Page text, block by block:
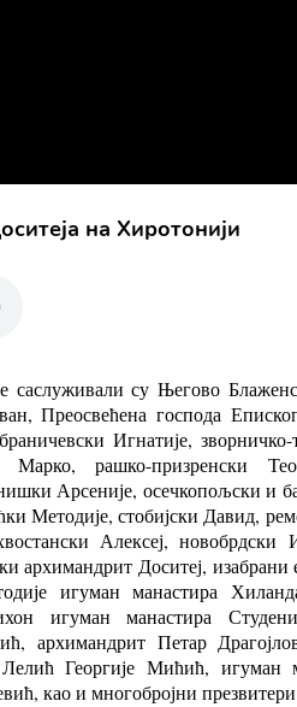
на Хиротонији
саслуживали су Његово
Преосвећена господа
Игнатије, зворничко-
рашко-призренски
Арсеније, осечкопољски и
Методије, стобијски Давид,
Алексеј, новобрдски
архимандрит Доситеј, изабрани
игуман манастира
игуман манастира
архимандрит Петар
Георгије Мићић, игуман
као и многобројни